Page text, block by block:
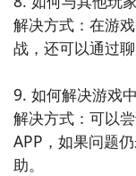
解决方式：在游
战，还可以通过
9. 如何解决游戏
解决方式：可以
APP，如果问题
助。